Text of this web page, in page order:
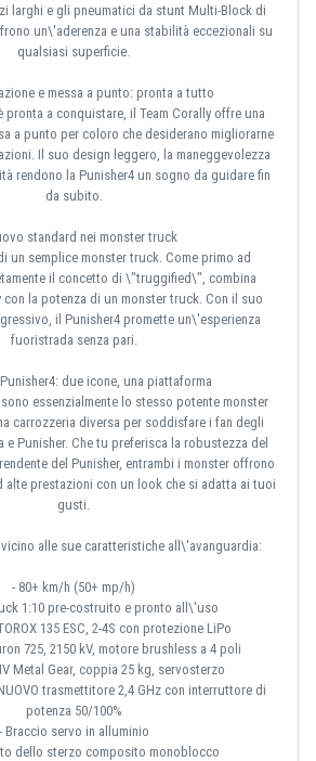
larghi e gli pneumatici da stunt Multi-Block di
un\'aderenza e una stabilità eccezionali su
qualsiasi superficie.
e messa a punto: pronta a tutto
pronta a conquistare, il Team Corally offre una
a punto per coloro che desiderano migliorarne
Il suo design leggero, la maneggevolezza
rendono la Punisher4 un sogno da guidare fin
da subito.
standard nei monster truck
un semplice monster truck. Come primo ad
il concetto di \"truggified\", combina
la potenza di un monster truck. Con il suo
il Punisher4 promette un\'esperienza
fuoristrada senza pari.
due icone, una piattaforma
sono essenzialmente lo stesso potente monster
carrozzeria diversa per soddisfare i fan degli
e Punisher. Che tu preferisca la robustezza del
del Punisher, entrambi i monster offrono
alte prestazioni con un look che si adatta ai tuoi
gusti.
alle sue caratteristiche all\'avanguardia:
- 80+ km/h (50+ mp/h)
1:10 pre-costruito e pronto all\'uso
135 ESC, 2-4S con protezione LiPo
725, 2150 kV, motore brushless a 4 poli
Metal Gear, coppia 25 kg, servosterzo
trasmettitore 2,4 GHz con interruttore di
potenza 50/100%
- Braccio servo in alluminio
dello sterzo composito monoblocco